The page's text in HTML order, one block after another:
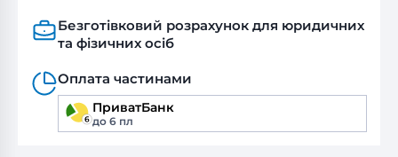
Безготівковий розрахунок для юридичних
та фізичних осіб
Оплата частинами
ПриватБанк
до 6 пл